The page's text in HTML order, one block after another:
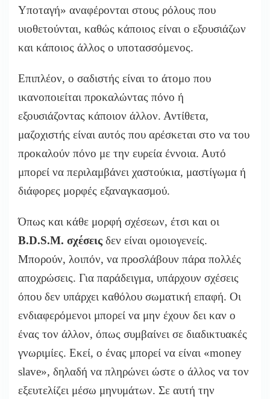
Υποταγή» αναφέρονται στους ρόλους που
υιοθετούνται, καθώς κάποιος είναι ο εξουσιάζων
και κάποιος άλλος ο υποτασσόμενος.
Επιπλέον, ο σαδιστής είναι το άτομο που
ικανοποιείται προκαλώντας πόνο ή
εξουσιάζοντας κάποιον άλλον. Αντίθετα,
μαζοχιστής είναι αυτός που αρέσκεται στο να του
προκαλούν πόνο με την ευρεία έννοια. Αυτό
μπορεί να περιλαμβάνει χαστούκια, μαστίγωμα ή
διάφορες μορφές εξαναγκασμού.
Όπως και κάθε μορφή σχέσεων, έτσι και οι
B.D.S.M. σχέσεις δεν είναι ομοιογενείς.
Μπορούν, λοιπόν, να προσλάβουν πάρα πολλές
αποχρώσεις. Για παράδειγμα, υπάρχουν σχέσεις
όπου δεν υπάρχει καθόλου σωματική επαφή. Οι
ενδιαφερόμενοι μπορεί να μην έχουν δει καν ο
ένας τον άλλον, όπως συμβαίνει σε διαδικτυακές
γνωριμίες. Εκεί, ο ένας μπορεί να είναι «money
slave», δηλαδή να πληρώνει ώστε ο άλλος να τον
εξευτελίζει μέσω μηνυμάτων. Σε αυτή την